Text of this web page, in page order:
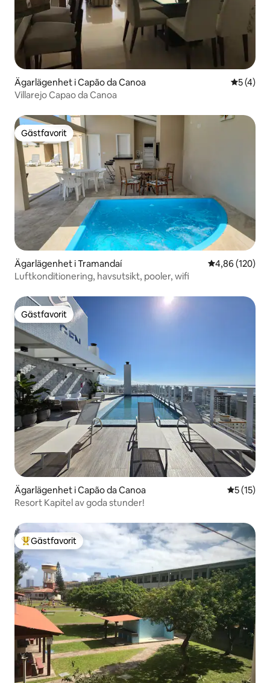
Ägarlägenhet i Capão da Canoa 5 av 5 i
5 (4)
Villarejo Capao da Canoa
Gästfavorit
Gästfavorit
Ägarlägenhet i Tramandaí 4,86 av 5 i
4,86 (120)
Luftkonditionering, havsutsikt, pooler, wifi
Gästfavorit
Gästfavorit
Ägarlägenhet i Capão da Canoa 5 av 5 i
5 (15)
Resort Kapitel av goda stunder!
Populär gästfavorit
Gästfavorit